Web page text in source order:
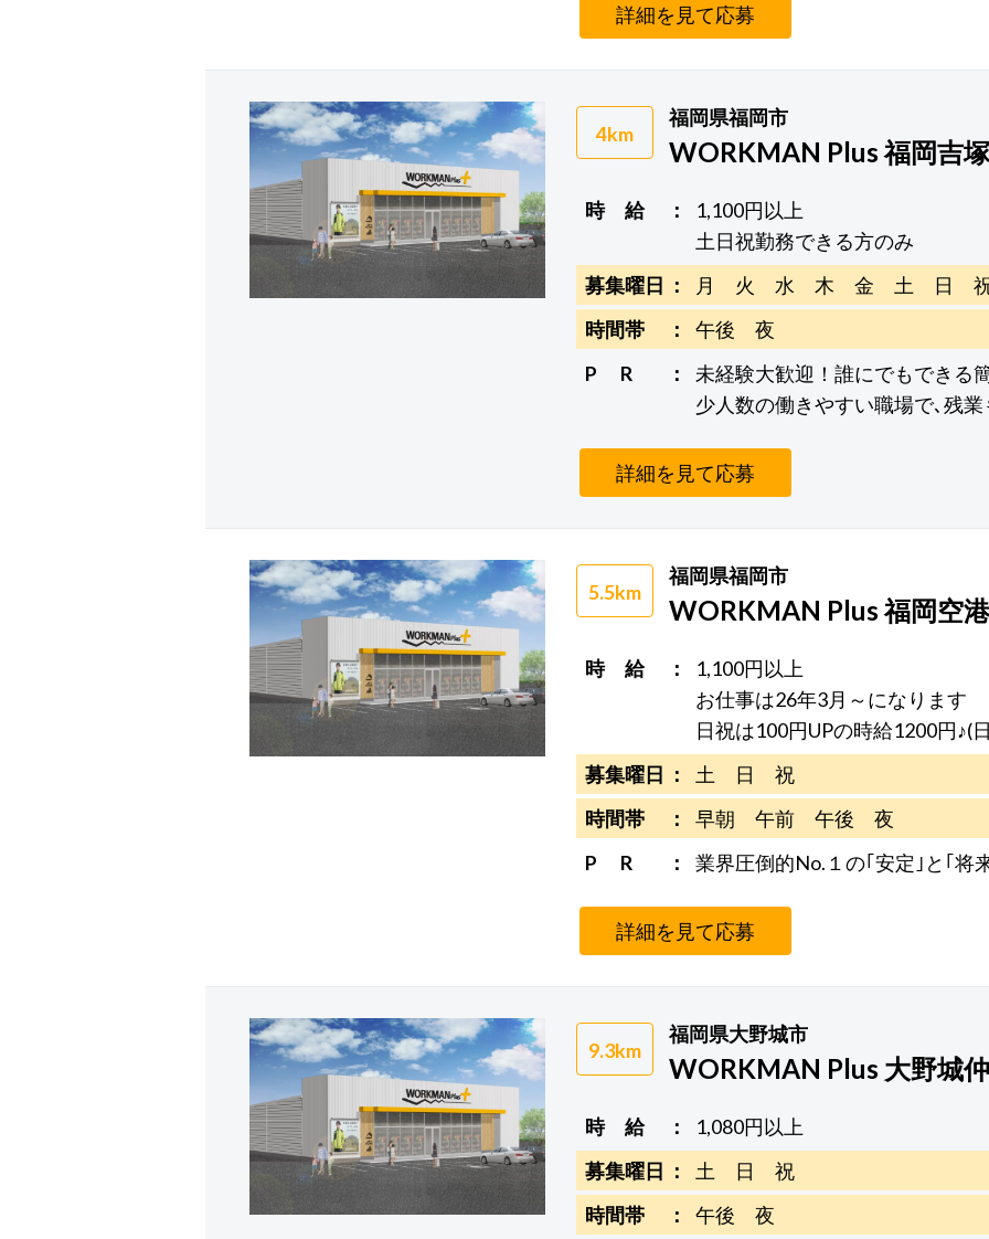
詳細を見て応募
4km
福岡県福岡市
WORKMAN Plus 福岡吉
時 給
1,100円以上
土日祝勤務できる方のみ
募集曜日
月 火 水 木 金 土 日
時間帯
午後 夜
P R
未経験大歓迎！誰にでもできる
少人数の働きやすい職場で､残業
詳細を見て応募
5.5km
福岡県福岡市
WORKMAN Plus 福岡空
時 給
1,100円以上
お仕事は26年3月～になります
日祝は100円UPの時給1200円♪(
募集曜日
土 日 祝
時間帯
早朝 午前 午後 夜
P R
業界圧倒的No.１の｢安定｣と｢将
詳細を見て応募
9.3km
福岡県大野城市
WORKMAN Plus 大野城
時 給
1,080円以上
募集曜日
土 日 祝
時間帯
午後 夜